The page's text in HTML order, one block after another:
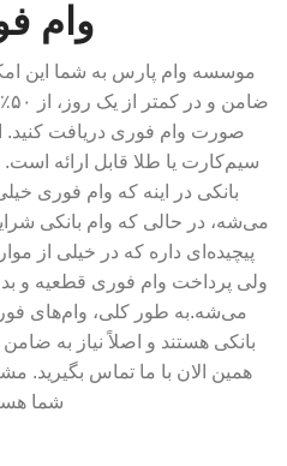
وام
موسسه وام پارس به شما این
صورت وام فوری دریافت کنید.
سیم‌کارت یا طلا قابل ارائه
بانکی در اینه که وام فوری
می‌شه، در حالی که وام بانکی
پیچیده‌ای داره که در خیلی از
ولی پرداخت وام فوری قطعیه و
می‌شه.به طور کلی، وام‌های
بانکی هستند و اصلاً نیاز به
همین الان با ما تماس بگیرید.
شما